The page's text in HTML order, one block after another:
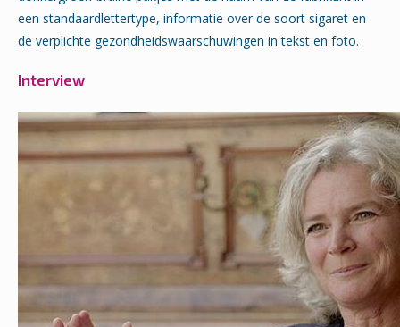
een standaardlettertype, informatie over de soort sigaret en
de verplichte gezondheidswaarschuwingen in tekst en foto.
Interview